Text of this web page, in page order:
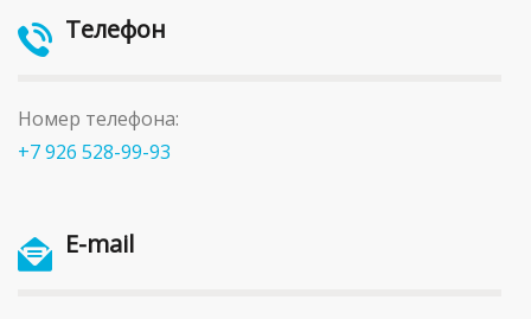
Телефон
Номер телефона:
+7 926 528-99-93
E-mail